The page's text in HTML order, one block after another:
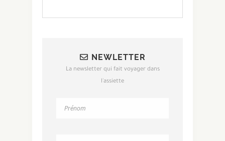
NEWLETTER
La newsletter qui fait voyager dans
l'assiette